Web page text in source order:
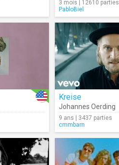
3 mois | 12610 parties
PabloBiel
Kreise
Johannes Oerding
9 ans | 3437 parties
cmmbarn